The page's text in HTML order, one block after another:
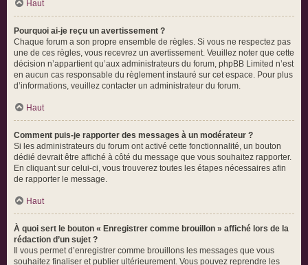
Haut
Pourquoi ai-je reçu un avertissement ?
Chaque forum a son propre ensemble de règles. Si vous ne respectez pas
une de ces règles, vous recevrez un avertissement. Veuillez noter que cette
décision n’appartient qu’aux administrateurs du forum, phpBB Limited n’est
en aucun cas responsable du règlement instauré sur cet espace. Pour plus
d’informations, veuillez contacter un administrateur du forum.
Haut
Comment puis-je rapporter des messages à un modérateur ?
Si les administrateurs du forum ont activé cette fonctionnalité, un bouton
dédié devrait être affiché à côté du message que vous souhaitez rapporter.
En cliquant sur celui-ci, vous trouverez toutes les étapes nécessaires afin
de rapporter le message.
Haut
À quoi sert le bouton « Enregistrer comme brouillon » affiché lors de la
rédaction d’un sujet ?
Il vous permet d’enregistrer comme brouillons les messages que vous
souhaitez finaliser et publier ultérieurement. Vous pouvez reprendre les